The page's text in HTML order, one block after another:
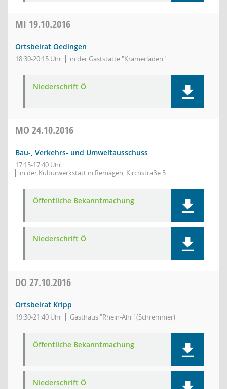
MI 19.10.2016
Ortsbeirat Oedingen
18:30-20:15 Uhr in der Gaststätte "Krämerladen"
Niederschrift Ö
MO 24.10.2016
Bau-, Verkehrs- und Umweltausschuss
17:15-17:40 Uhr
in der Kulturwerkstatt in Remagen, Kirchstraße 5
Öffentliche Bekanntmachung
Niederschrift Ö
DO 27.10.2016
Ortsbeirat Kripp
19:30-21:40 Uhr Gasthaus "Rhein-Ahr" (Schremmer)
Öffentliche Bekanntmachung
Niederschrift Ö